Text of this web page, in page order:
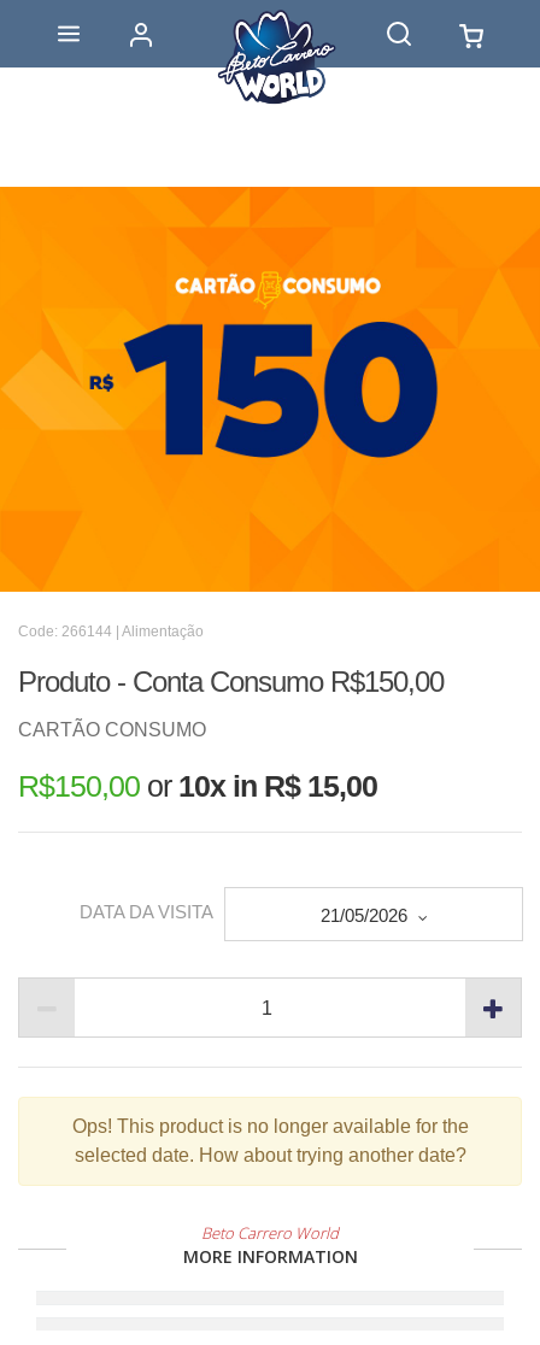
Code: 266144 | Alimentação
Produto - Conta Consumo R$150,00
CARTÃO CONSUMO
R$150,00 or 10x in R$ 15,00
DATA DA VISITA 21/05/2026
Ops! This product is no longer available for the
selected date. How about trying another date?
Beto Carrero World
MORE INFORMATION